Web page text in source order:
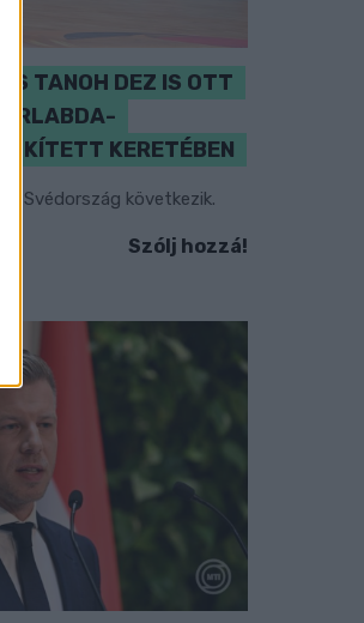
TANOH DEZ IS OTT
KERETÉBEN
Svédország következik.
Szólj hozzá!